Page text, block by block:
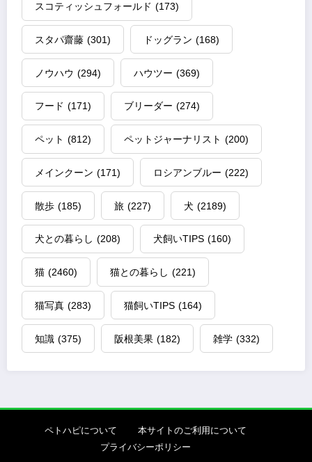
スコティッシュフォールド (173)
スタパ齋藤 (301) ドッグラン (168)
ノウハウ (294) ハウツー (369)
フード (171) ブリーダー (274)
ペット (812) ペットジャーナリスト (200)
メインクーン (171) ロシアンブルー (222)
散歩 (185) 旅 (227) 犬 (2189)
犬との暮らし (208) 犬飼いTIPS (160)
猫 (2460) 猫との暮らし (221)
猫写真 (283) 猫飼いTIPS (164)
知識 (375) 阪根美果 (182) 雑学 (332)
ペトハピについて
本サイトのご利用について
プライバシーポリシー